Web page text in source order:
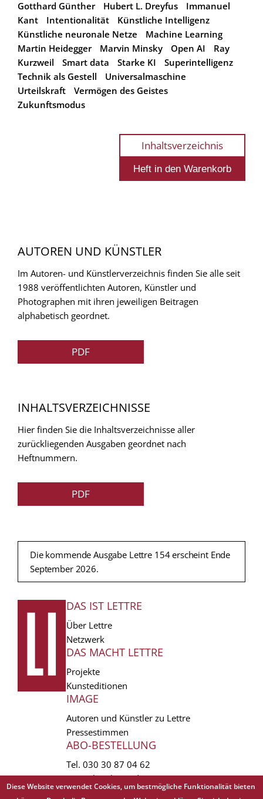
Gotthard Günther
Hubert L. Dreyfus
Immanuel
Kant
Intentionalität
Künstliche Intelligenz
Künstliche neuronale Netze
Machine Learning
Martin Heidegger
Marvin Minsky Open AI
Ray
Kurzweil
Smart data Starke KI
Superintelligenz
Technik als Gestell
Universalmaschine
Urteilskraft
Vermögen des Geistes
Zukunftsmodus
Inhaltsverzeichnis
AUTOREN UND KÜNSTLER
Im Autoren- und Künstlerverzeichnis finden Sie alle seit
1988 veröffentlichten Autoren, Künstler und
Photographen mit ihren jeweiligen Beitragen
alphabetisch geordnet.
PDF
INHALTSVERZEICHNISSE
Hier finden Sie die Inhaltsverzeichnisse aller
zurückliegenden Ausgaben geordnet nach
Heftnummern.
PDF
Die kommende Ausgabe Lettre 154 erscheint Ende
September 2026.
FUSSZEILE
DAS IST LETTRE
Über Lettre
Netzwerk
DAS MACHT LETTRE
Projekte
Kunsteditionen
IMAGE
Autoren und Künstler zu Lettre
Pressestimmen
ABO-BESTELLUNG
Tel. 030 30 87 04 62
vertrieb(at)lettre.de
Diese Website verwendet Cookies, um bestmögliche Funktionalität bieten